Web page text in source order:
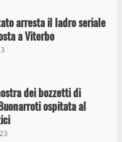
arresta il ladro seriale
a Viterbo
dei bozzetti di
ospitata al